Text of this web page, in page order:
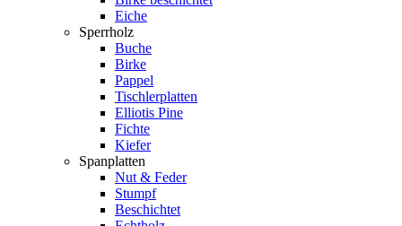
Eiche
Sperrholz
Buche
Birke
Pappel
Tischlerplatten
Elliotis Pine
Fichte
Kiefer
Spanplatten
Nut & Feder
Stumpf
Beschichtet